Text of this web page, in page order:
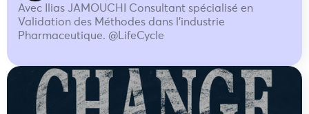
Avec Ilias JAMOUCHI Consultant spécialisé en
Validation des Méthodes dans l'industrie
Pharmaceutique. @LifeCycle